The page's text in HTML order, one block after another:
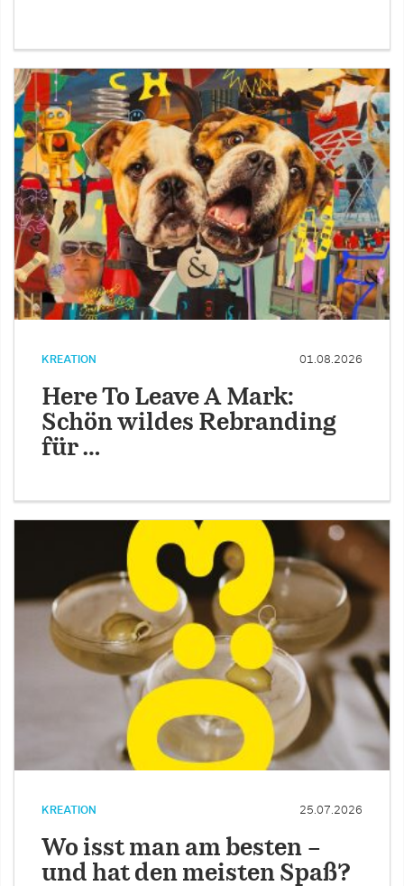
KREATION 01.08.2026
Here To Leave A Mark:
Schön wildes Rebranding
für …
KREATION 25.07.2026
Wo isst man am besten –
und hat den meisten Spaß?